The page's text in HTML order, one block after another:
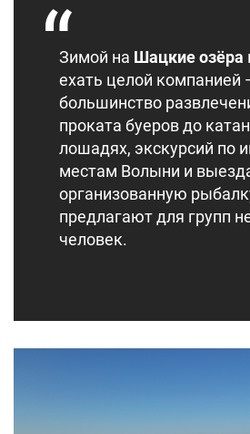
Зимой на Шацкие озёра
ехать целой компанией
большинство
проката буеров до
лошадях, экскурсий по
местам Волыни и
организованную
предлагают для групп
человек.